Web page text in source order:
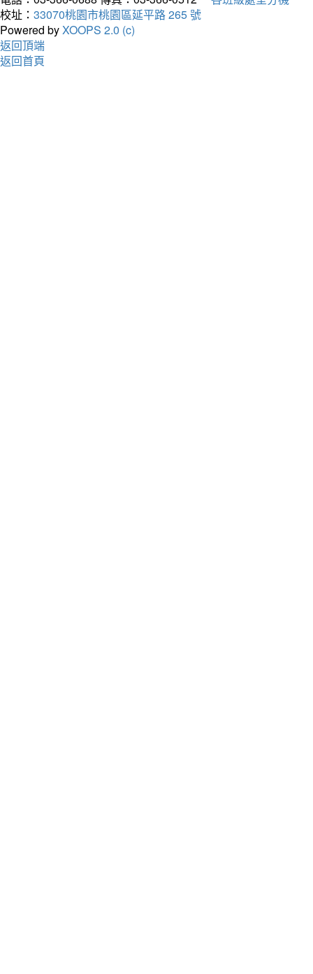
校址： 33070桃園市桃園區延平路 265 號
Powered byXOOPS 2.0 (c)
返回頂端
返回首頁